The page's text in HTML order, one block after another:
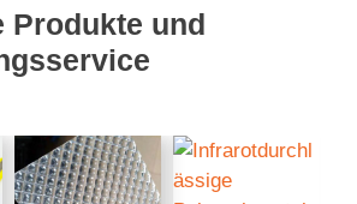
Produkte und